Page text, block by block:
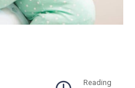
Reading